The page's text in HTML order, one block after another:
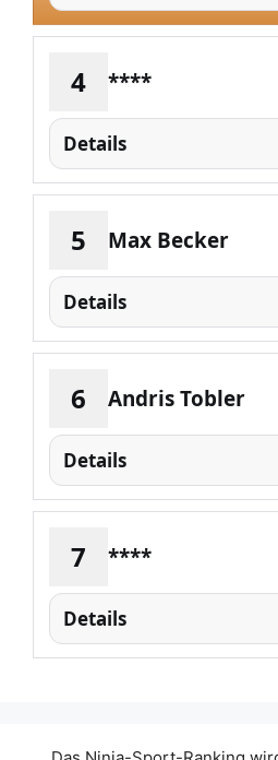
4 ****
Details
5 Max Becker
Details
6 Andris Tobler
Details
7 ****
Details